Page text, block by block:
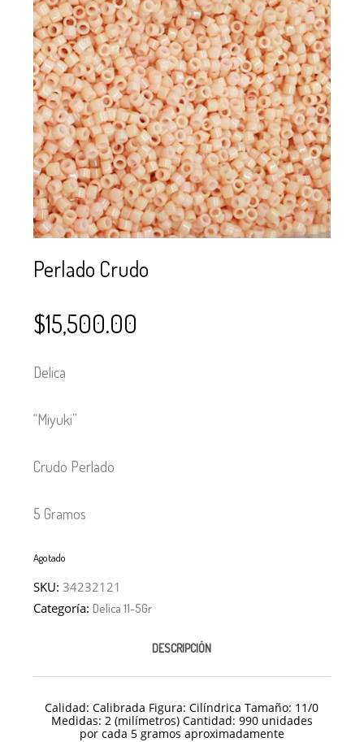
SE USAN PARA
BISUTERÍA Y
JOYERÍA
MOSTACILLA?
CURSOS
Perlado Crudo
$15,500.00
Delica
“Miyuki”
Crudo Perlado
5 Gramos
Agotado
SKU:34232121
Categoría:Delica 11-5Gr
DESCRIPCIÓN
Calidad: Calibrada Figura: Cilíndrica Tamaño: 11/0
Medidas: 2 (milímetros) Cantidad: 990 unidades
por cada 5 gramos aproximadamente